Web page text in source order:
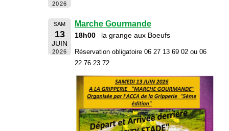
2026
SAM
13
JUIN
2026
Marche Gourmande
18h00 la grange aux Boeufs
Réservation obligatoire 06 27 13 69 02 ou 06
22 76 23 72